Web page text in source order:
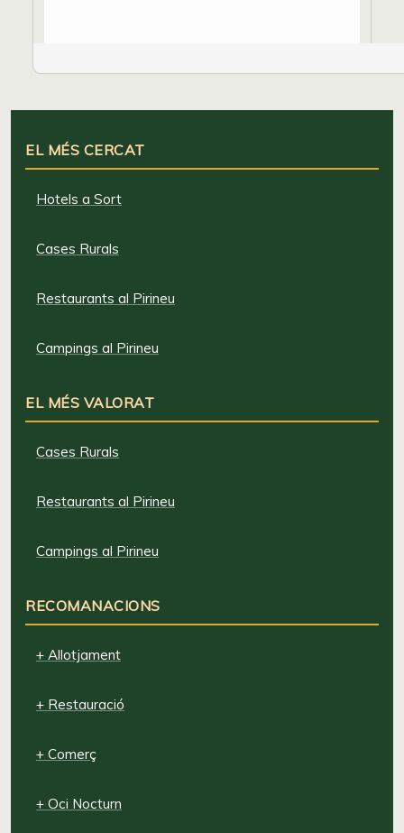
EL MÉS CERCAT
Hotels a Sort
Cases Rurals
Restaurants al Pirineu
Campings al Pirineu
EL MÉS VALORAT
Cases Rurals
Restaurants al Pirineu
Campings al Pirineu
RECOMANACIONS
+ Allotjament
+ Restauració
+ Comerç
+ Oci Nocturn